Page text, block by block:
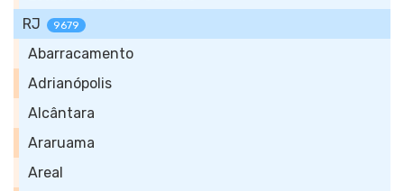
RJ
9679
Abarracamento
Adrianópolis
Alcântara
Araruama
Areal